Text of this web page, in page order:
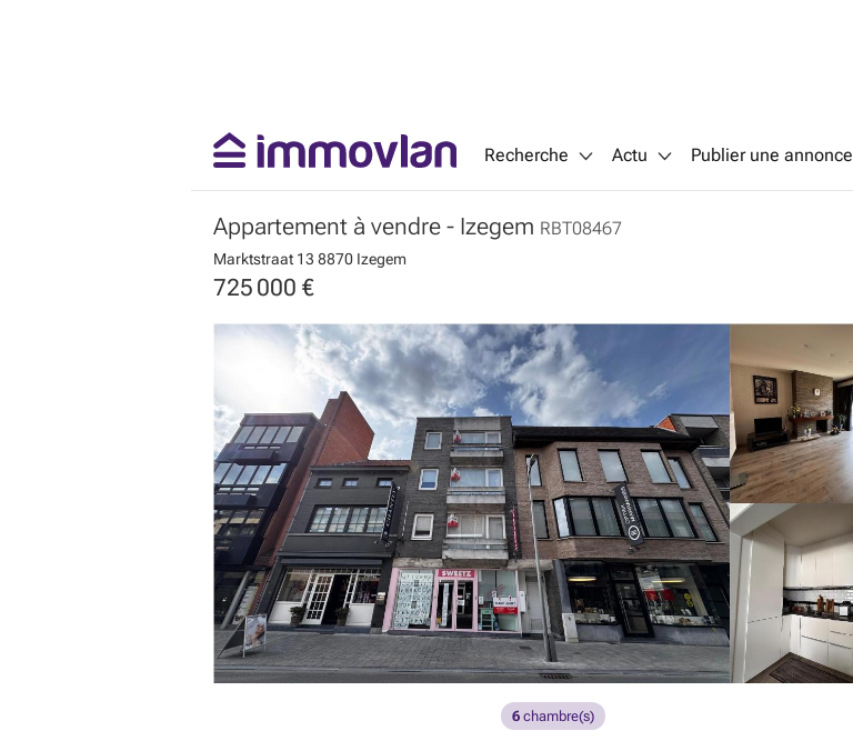
Recherche Actu Publier une annonce
Appartement à vendre - Izegem RBT08467
Marktstraat 13 8870 Izegem
725 000 €
6 chambre(s)